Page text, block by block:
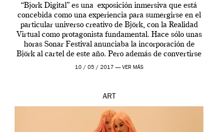
“Bjork Digital” es una exposición inmersiva que está
concebida como una experiencia para sumergirse en el
particular universo creativo de Björk, con la Realidad
Virtual como protagonista fundamental. Hace sólo unas
horas Sonar Festival anunciaba la incorporación de
Björk al cartel de este año. Pero además de convertirse
en una de las actuaciones más relevantes […]
10 / 05 / 2017 — VER MÁS
ART